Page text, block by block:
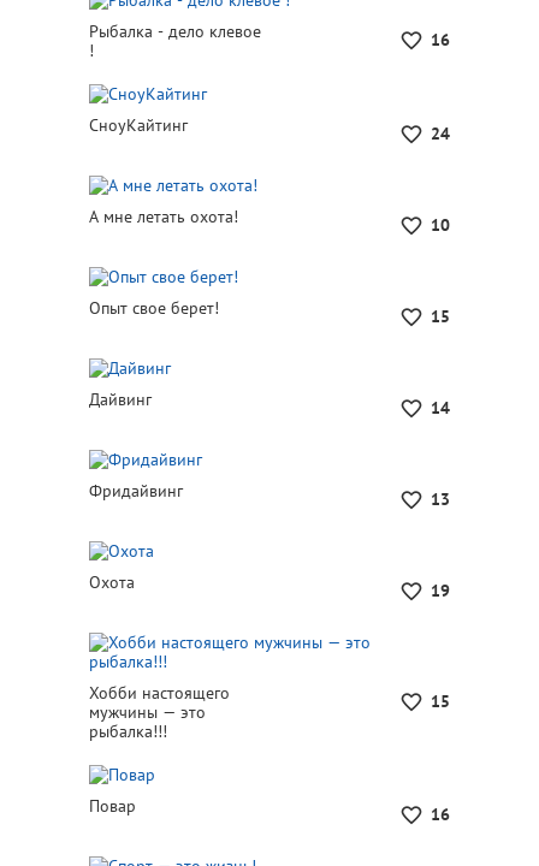
16
Рыбалка - дело клевое
!
24
СноуКайтинг
10
А мне летать охота!
15
Опыт свое берет!
14
Дайвинг
13
Фридайвинг
19
Охота
15
Хобби настоящего
мужчины — это
рыбалка!!!
16
Повар